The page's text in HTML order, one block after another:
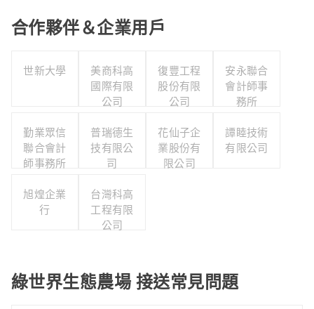
合作夥伴＆企業用戶
世新大學
美商科高
國際有限
公司
復豐工程
股份有限
公司
安永聯合
會計師事
務所
勤業眾信
聯合會計
師事務所
普瑞德生
技有限公
司
花仙子企
業股份有
限公司
譚睦技術
有限公司
旭煌企業
行
台灣科高
工程有限
公司
綠世界生態農場 接送常見問題